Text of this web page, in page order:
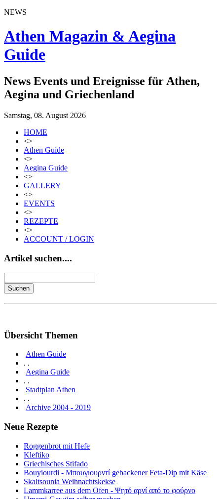
NEWS
Athen Magazin & Aegina
Guide
News Events und Ereignisse für Athen,
Aegina und Griechenland
Samstag, 08. August 2026
HOME
<>
Athen Guide
<>
Aegina Guide
<>
GALLERY
<>
EVENTS
<>
REZEPTE
<>
ACCOUNT / LOGIN
Artikel suchen....
Übersicht Themen
Athen Guide
. .
Aegina Guide
. .
Stadtplan Athen
. .
Archive 2004 - 2019
Neue Rezepte
Roggenbrot mit Hefe
Kleftiko
Griechisches Stifado
Bouyiourdi - Μπουγιουρντί gebackener Feta-Dip mit Käse
Skaltsounia Weihnachtskekse
Lammkarree aus dem Ofen - Ψητό αρνί από το φούρνο